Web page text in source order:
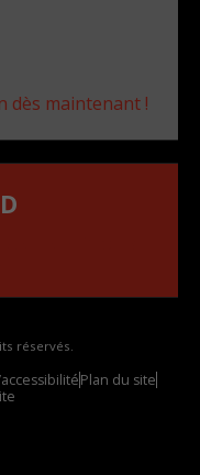
dès maintenant !
réservés.
Plan du site